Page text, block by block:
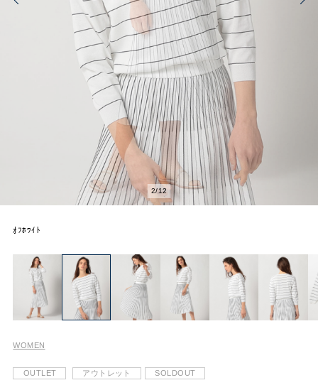
2/12
ｵﾌﾎﾜｲﾄ
WOMEN
OUTLET アウトレット SOLDOUT